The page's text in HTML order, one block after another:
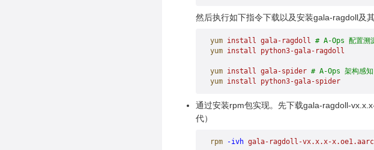
然后执行如下指令下载以及安装gala-ragdoll及其
yum install gala-ragdoll # A-Ops 配置溯
yum install python3-gala-ragdoll
yum install gala-spider # A-Ops 架构感知
yum install python3-gala-spider
通过安装rpm包实现。先下载gala-ragdoll-
代）
rpm -ivh gala-ragdoll-vx.x.x-